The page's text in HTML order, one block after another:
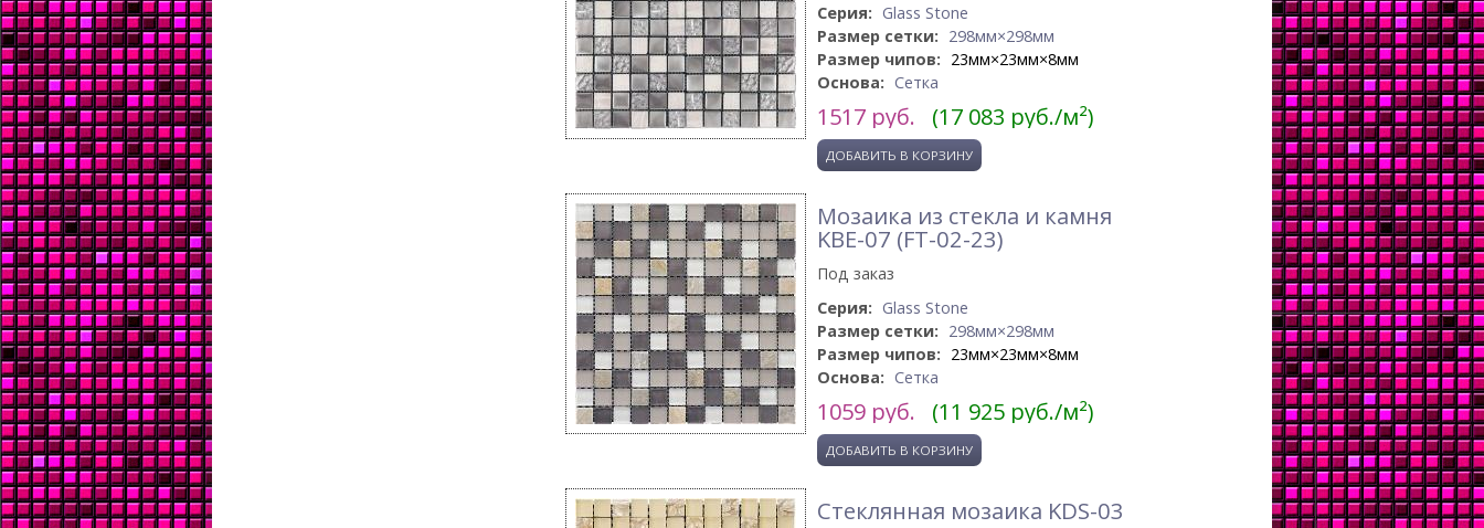
Серия: Glass Stone
Размер сетки: 298мм×298мм
Размер чипов: 23мм×23мм×8мм
Основа: Сетка
1517 руб. (17 083 руб./м²)
Мозаика из стекла и камня
KBE-07 (FT-02-23)
Под заказ
Серия: Glass Stone
Размер сетки: 298мм×298мм
Размер чипов: 23мм×23мм×8мм
Основа: Сетка
1059 руб. (11 925 руб./м²)
Стеклянная мозаика KDS-03